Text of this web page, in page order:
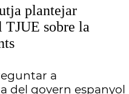
plantejar
TJUE sobre la
a
del govern espanyol